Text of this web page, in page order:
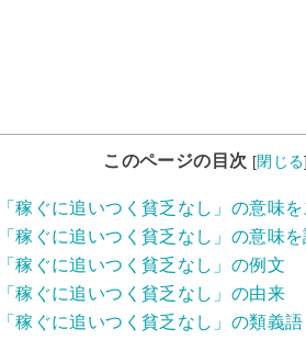
このページの目次 [閉じる]
「稼ぐに追いつく貧乏なし」の意味を
「稼ぐに追いつく貧乏なし」の意味を
「稼ぐに追いつく貧乏なし」の例文
「稼ぐに追いつく貧乏なし」の由来
「稼ぐに追いつく貧乏なし」の類義語